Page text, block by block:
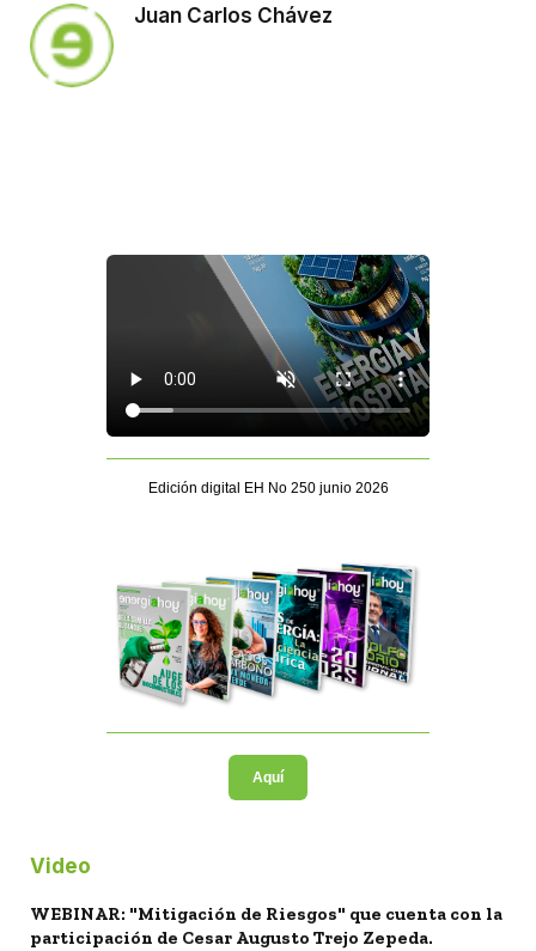
Juan Carlos Chávez
Edición digital EH No 250 junio 2026
Aquí
Video
WEBINAR: "Mitigación de Riesgos" que cuenta con la
participación de Cesar Augusto Trejo Zepeda.